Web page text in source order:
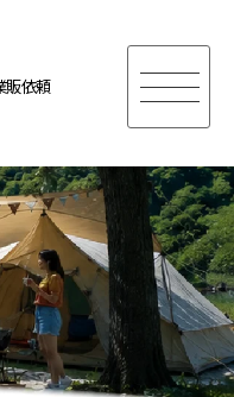
販依頼